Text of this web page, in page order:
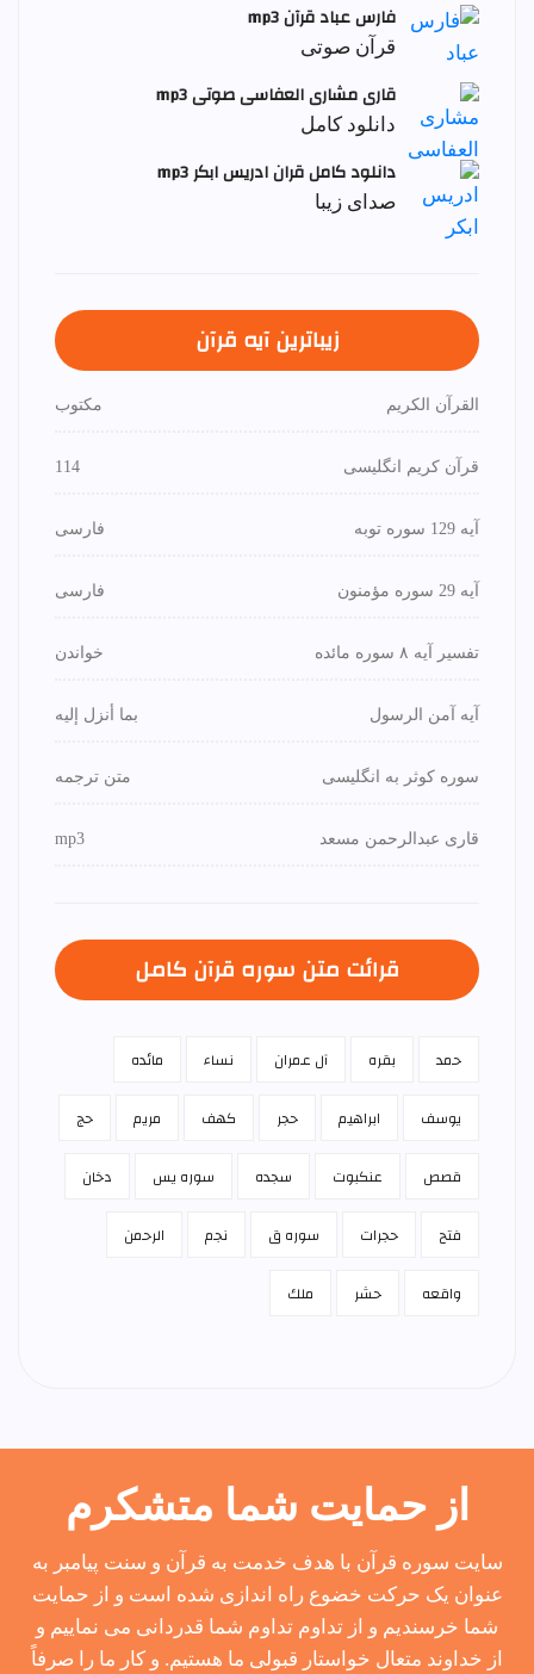
فارس عباد قرآن mp3
قرآن صوتی
قاری مشاری العفاسی صوتی mp3
دانلود کامل
دانلود کامل قران ادریس ابکر mp3
صدای زیبا
زیباترین آیه قرآن
القرآن الكريم مكتوب
قرآن کریم انگلیسی 114
آیه 129 سوره توبه فارسی
آیه 29 سوره مؤمنون فارسی
تفسیر آیه ۸ سوره مائده خواندن
آیه آمن الرسول بما أنزل إليه
سوره کوثر به انگلیسی متن ترجمه
قاری عبدالرحمن مسعد mp3
قرائت متن سوره قرآن كامل
حمد بقره آل عمران نساء مائده
يوسف ابراهيم حجر كهف مريم حج
قصص عنكبوت سجده سوره يس دخان
فتح حجرات سوره ق نجم الرحمن
واقعه حشر ملك
از حمایت شما متشکرم
سایت سوره قرآن با هدف خدمت به قرآن و سنت پیامبر به
عنوان یک حرکت خضوع راه اندازی شده است و از حمایت
شما خرسندیم و از تداوم تداوم شما قدردانی می نماییم و
از خداوند متعال خواستار قبولی ما هستیم. و کار ما را صرفاً